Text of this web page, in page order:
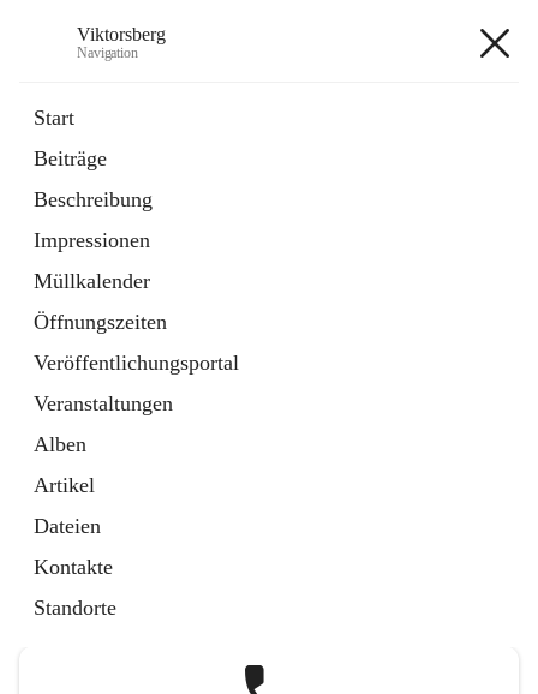
Viktorsberg
Navigation
Start
Beiträge
Beschreibung
Impressionen
Müllkalender
Öffnungszeiten
Veröffentlichungsportal
Veranstaltungen
Alben
Artikel
Dateien
Kontakte
Standorte
1 Schnellzugriff
Bürgerservice
10 Schnellzugriffe